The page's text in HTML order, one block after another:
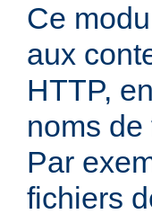
Ce
aux
HTTP,
noms
Par
fichiers